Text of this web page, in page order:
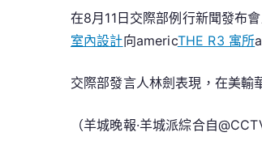
在8月11日交際部例行新聞發布
室內設計向americTHE R3 寓所
交際部發言人林劍表現，在美輸
（羊城晚報·羊城派綜合自